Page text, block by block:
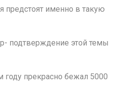
предстоят именно в такую
подтверждение этой темы
прекрасно бежал 5000